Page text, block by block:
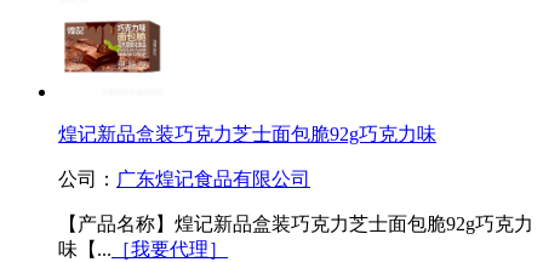
煌记新品盒装巧克力芝士面包脆92g巧克力味
公司： 广东煌记食品有限公司
【产品名称】煌记新品盒装巧克力芝士面包脆92g巧克力
味【... ［我要代理］